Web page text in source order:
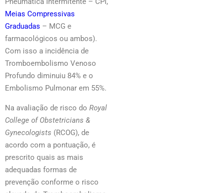
Meias Compressivas
Graduadas – MCG e
farmacológicos ou ambos).
Com isso a incidência de
Tromboembolismo Venoso
Profundo diminuiu 84% e o
Embolismo Pulmonar em 55%.
Na avaliação de risco do Royal
College of Obstetricians &
Gynecologists (RCOG), de
acordo com a pontuação, é
prescrito quais as mais
adequadas formas de
prevenção conforme o risco